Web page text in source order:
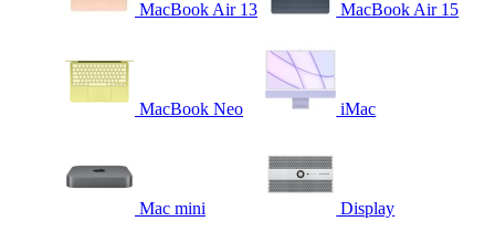
MacBook Air 13 MacBook Air 15
MacBook Neo iMac
Mac mini Display